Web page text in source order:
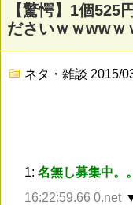
【驚愕】1個525
ださいｗｗww
ネタ・雑談 2015/
1: 名無し募集中。
16:22:59.66 0.net